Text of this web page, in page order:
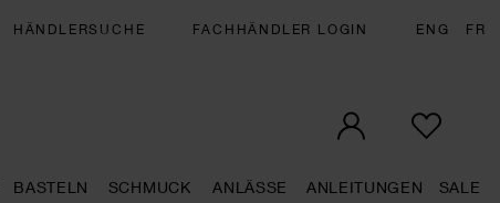
HÄNDLERSUCHE FACHHÄNDLER LOGIN ENG FR
BASTELN SCHMUCK ANLÄSSE ANLEITUNGEN SALE